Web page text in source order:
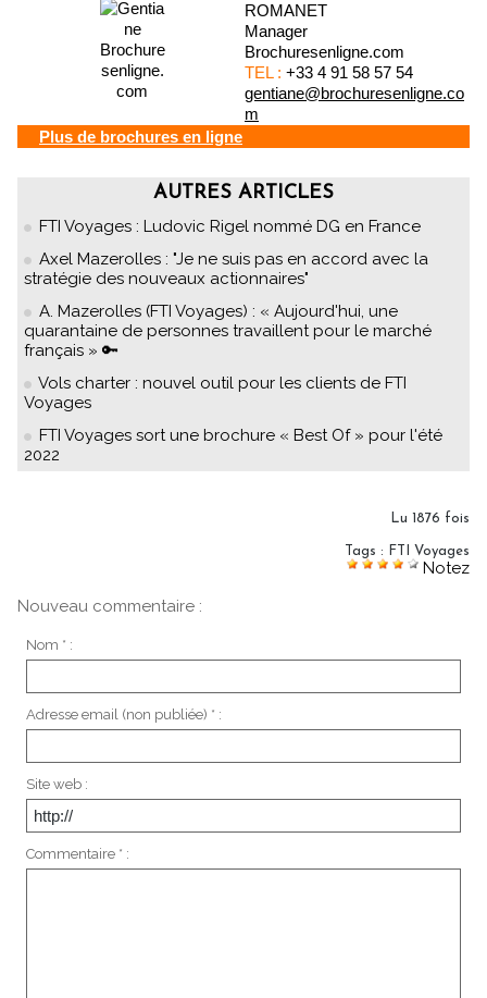
ROMANET
Manager
Brochuresenligne.com
TEL : +33 4 91 58 57 54
gentiane@brochuresenligne.co
m
Plus de brochures en ligne
AUTRES ARTICLES
FTI Voyages : Ludovic Rigel nommé DG en France
Axel Mazerolles : "Je ne suis pas en accord avec la
stratégie des nouveaux actionnaires"
A. Mazerolles (FTI Voyages) : « Aujourd'hui, une
quarantaine de personnes travaillent pour le marché
français » 🔑
Vols charter : nouvel outil pour les clients de FTI
Voyages
FTI Voyages sort une brochure « Best Of » pour l'été
2022
Lu 1876 fois
Tags : FTI Voyages
Notez
Nouveau commentaire :
Nom * :
Adresse email (non publiée) * :
Site web :
Commentaire * :